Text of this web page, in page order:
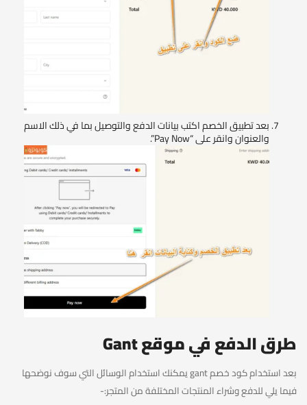
بعد تطبيق الخصم اكتب بيانات الدفع والتوصيل بما في ذلك الاسم
والعنوان وانقر على “Pay Now”.
طرق الدفع في موقع Gant
بعد استخدام كود خصم gant يمكنك استخدام الوسائل التي سوف نوضحها
فيما يلي للدفع وشراء المنتجات المختلفة من المتجر:-